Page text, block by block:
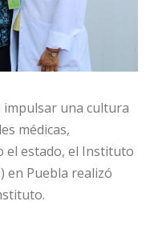
impulsar una cultura
médicas,
el estado, el Instituto
en Puebla realizó